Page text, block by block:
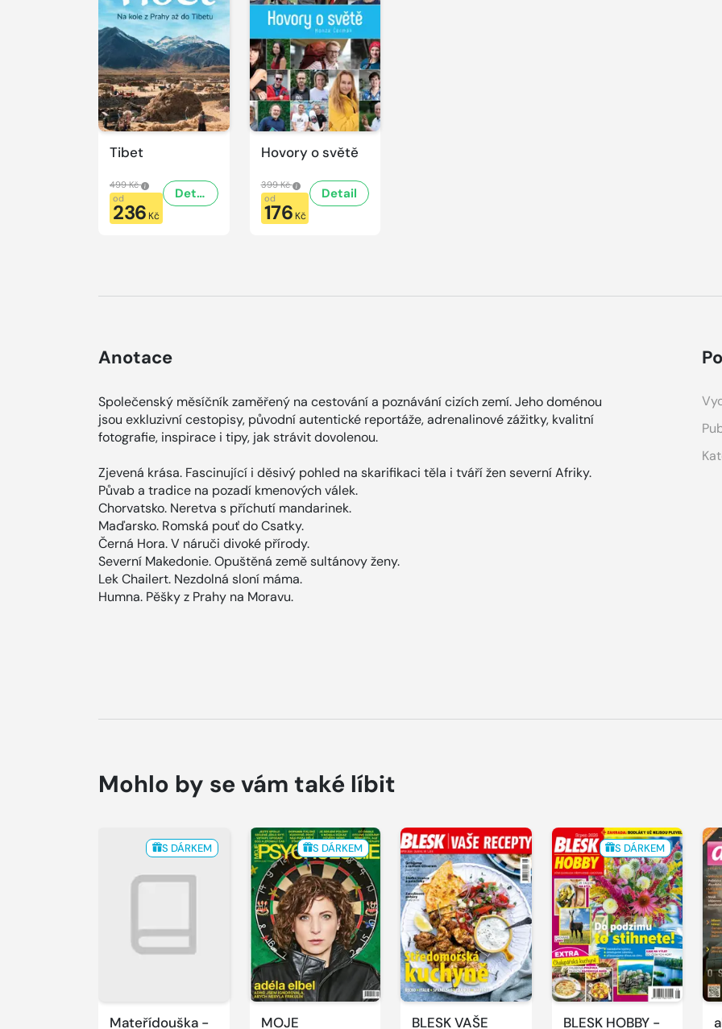
Tibet
499 Kč
od
236 Kč
Detail
Hovory o světě
399 Kč
od
176 Kč
Detail
Anotace
Společenský měsíčník zaměřený na cestování a poznávání cizích zemí. Jeho doménou
jsou exkluzivní cestopisy, původní autentické reportáže, adrenalinové zážitky, kvalitní
fotografie, inspirace i tipy, jak strávit dovolenou.
Zjevená krása. Fascinující i děsivý pohled na skarifikaci těla i tváří žen severní Afriky.
Půvab a tradice na pozadí kmenových válek.
Chorvatsko. Neretva s příchutí mandarinek.
Maďarsko. Romská pouť do Csatky.
Černá Hora. V náruči divoké přírody.
Severní Makedonie. Opuštěná země sultánovy ženy.
Lek Chailert. Nezdolná sloní máma.
Humna. Pěšky z Prahy na Moravu.
Mohlo by se vám také líbit
S DÁRKEM
Mateřídouška -
S DÁRKEM
MOJE BLESK VAŠE
S DÁRKEM
BLESK HOBBY -